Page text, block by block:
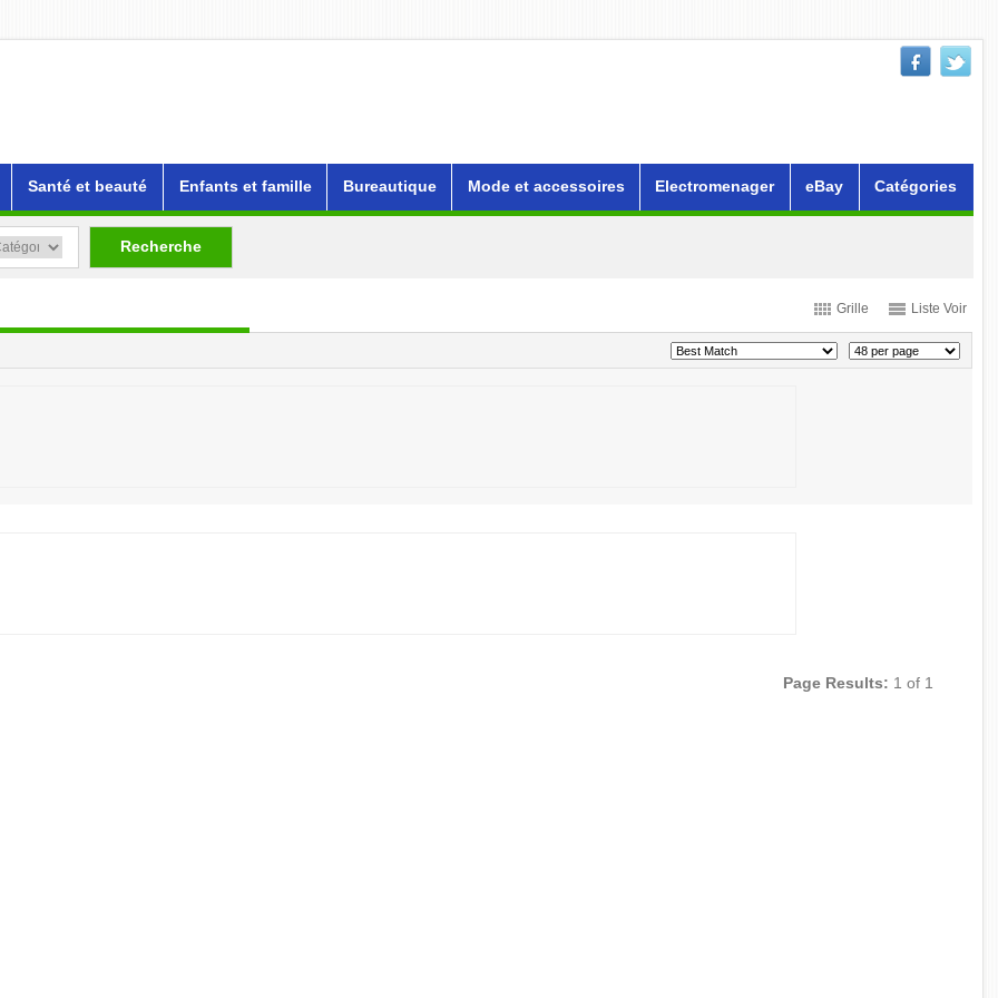
Santé et beauté Enfants et famille Bureautique Mode et accessoires Electromenager eBay Catégories
Recherche
Grille Liste Voir
Page Results: 1 of 1